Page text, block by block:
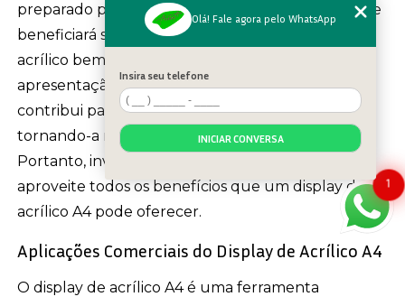
preparado para tomar uma decisão informada que
beneficiará sua marca ou evento. Um display de
acrílico bem escolhido não só enriquece a
apresentação de informações, mas também
contribui para a identidade da sua marca,
tornando-a mais reconhecível e memorável.
Portanto, invista tempo e atenção na escolha e
aproveite todos os benefícios que um display de
acrílico A4 pode oferecer.
Aplicações Comerciais do Display de Acrílico A4
O display de acrílico A4 é uma ferramenta
1
Olá! Fale agora pelo WhatsApp
Insira seu telefone
INICIAR CONVERSA